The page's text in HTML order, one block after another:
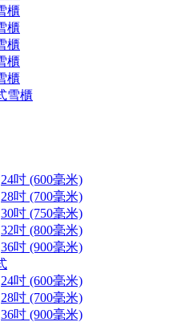
櫃
櫃
櫃
櫃
櫃
雪櫃
24吋 (600毫米)
28吋 (700毫米)
30吋 (750毫米)
32吋 (800毫米)
36吋 (900毫米)
24吋 (600毫米)
28吋 (700毫米)
36吋 (900毫米)